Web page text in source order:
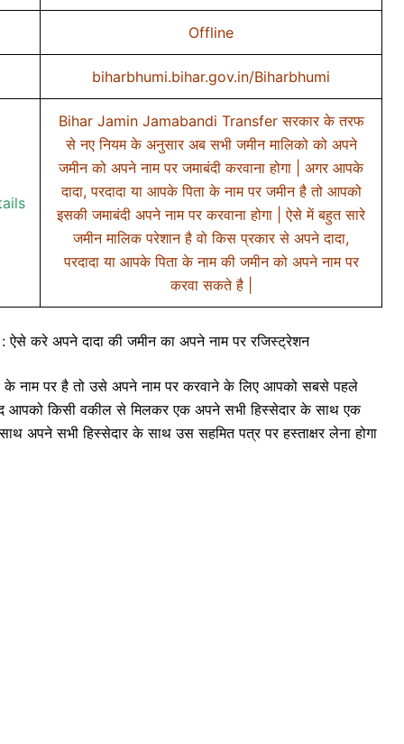
Offline
biharbhumi.bihar.gov.in/Biharbhumi
Bihar Jamin Jamabandi Transfer सरकार के तरफ
से नए नियम के अनुसार अब सभी जमीन मालिको को अपने
जमीन को अपने नाम पर जमाबंदी करवाना होगा | अगर आपके
दादा, परदादा या आपके पिता के नाम पर जमीन है तो आपको
इसकी जमाबंदी अपने नाम पर करवाना होगा | ऐसे में बहुत सारे
जमीन मालिक परेशान है वो किस प्रकार से अपने दादा,
परदादा या आपके पिता के नाम की जमीन को अपने नाम पर
करवा सकते है |
करे अपने दादा की जमीन का अपने नाम पर रजिस्ट्रेशन
के नाम पर है तो उसे अपने नाम पर करवाने के लिए आपको सबसे पहले
आपको किसी वकील से मिलकर एक अपने सभी हिस्सेदार के साथ एक
अपने सभी हिस्सेदार के साथ उस सहमित पत्र पर हस्ताक्षर लेना होगा